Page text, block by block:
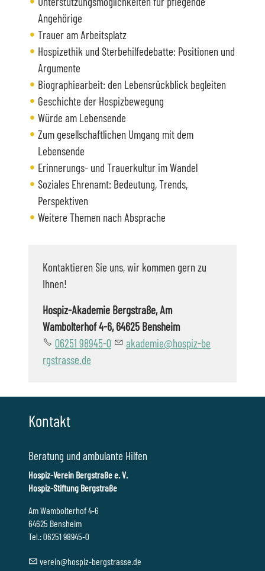
Angehörige
Trauer am Arbeitsplatz
Hospizethik und Sterbehilfedebatte: Positionen und
Argumente
Biographiearbeit: den Lebensrückblick begleiten
Geschichte der Hospizbewegung
Würde am Lebensende
Zum gesellschaftlichen Umgang mit dem
Lebensende
Erinnerungs- und Trauerkultur im Wandel
Soziales Ehrenamt: Bedeutung, Trends,
Perspektiven
Weitere Themen nach Absprache
Kontaktieren Sie uns, wir kommen gern zu
Ihnen!
Hospiz-Akademie Bergstraße, Am
Wambolterhof 4-6, 64625 Bensheim
06251 98945-0
k d m h spz-b
rgstr ss d
Kontakt
Beratung und ambulante Hilfen
Hospiz-Verein Bergstraße e. V.
Hospiz-Stiftung Bergstraße
Am Wambolterhof 4-6
64625 Bensheim
Tel.: 06251 98945-0
v r n h sp z-b rgstr ss d